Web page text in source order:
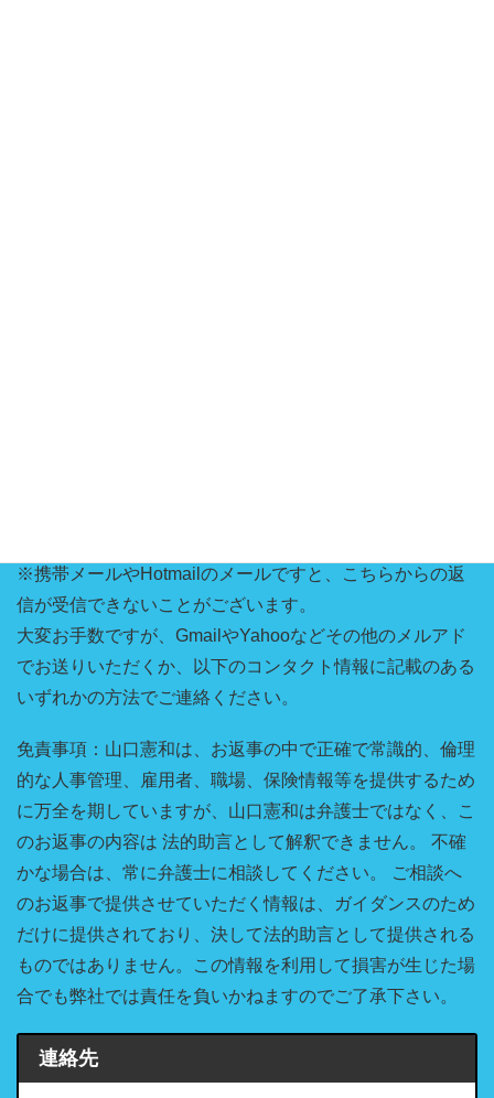
※携帯メールやHotmailのメールですと、こちらからの返
信が受信できないことがございます。
大変お手数ですが、GmailやYahooなどその他のメルアド
でお送りいただくか、以下のコンタクト情報に記載のある
いずれかの方法でご連絡ください。
免責事項：山口憲和は、お返事の中で正確で常識的、倫理
的な人事管理、雇用者、職場、保険情報等を提供するため
に万全を期していますが、山口憲和は弁護士ではなく、こ
のお返事の内容は 法的助言として解釈できません。 不確
かな場合は、常に弁護士に相談してください。 ご相談へ
のお返事で提供させていただく情報は、ガイダンスのため
だけに提供されており、決して法的助言として提供される
ものではありません。この情報を利用して損害が生じた場
合でも弊社では責任を負いかねますのでご了承下さい。
連絡先